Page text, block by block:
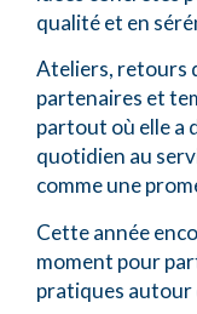
Le Mans
Caen
Metz
Marseille
Montpellier
Fort de France
Nous proposons de
cabinets indépendants
Agiris
Linkoffice, et bien
Nous accompagnons
comptables avec des
notre partenaire
qualité et en
Ateliers, retours
partenaires et
partout où elle a
quotidien au
comme une
Cette année
moment pour
pratiques autour